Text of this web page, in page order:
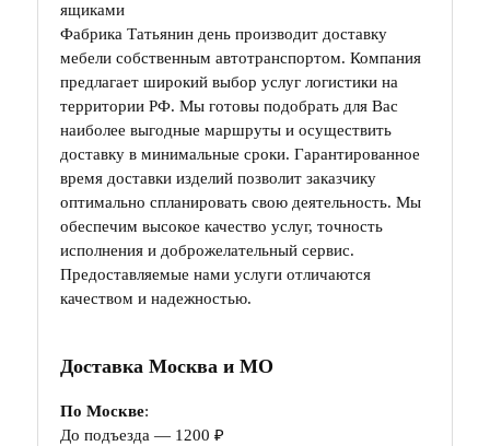
ящиками
Фабрика Татьянин день производит доставку
мебели собственным автотранспортом. Компания
предлагает широкий выбор услуг логистики на
территории РФ. Мы готовы подобрать для Вас
наиболее выгодные маршруты и осуществить
доставку в минимальные сроки. Гарантированное
время доставки изделий позволит заказчику
оптимально спланировать свою деятельность. Мы
обеспечим высокое качество услуг, точность
исполнения и доброжелательный сервис.
Предоставляемые нами услуги отличаются
качеством и надежностью.
Доставка Москва и МО
По Москве:
До подъезда — 1200 ₽